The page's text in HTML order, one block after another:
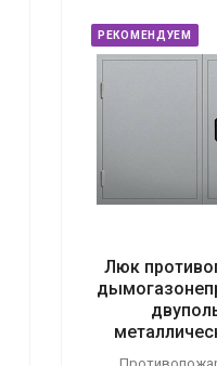
РЕКОМЕНДУЕМ
Люк